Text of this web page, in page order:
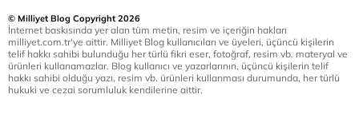
© Milliyet Blog Copyright 2026
İnternet baskısında yer alan tüm metin, resim ve içeriğin hakları
milliyet.com.tr'ye aittir. Milliyet Blog kullanıcıları ve üyeleri, üçüncü kişilerin
telif hakkı sahibi bulunduğu her türlü fikri eser, fotoğraf, resim vb. materyal ve
ürünleri kullanamazlar. Blog kullanıcı ve yazarlarının, üçüncü kişilerin telif
hakkı sahibi olduğu yazı, resim vb. ürünleri kullanması durumunda, her türlü
hukuki ve cezai sorumluluk kendilerine aittir.